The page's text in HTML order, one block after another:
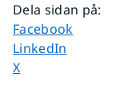
Dela sidan på:
Dela sidan på
Facebook
Dela sidan på
LinkedIn
Dela sidan på
X